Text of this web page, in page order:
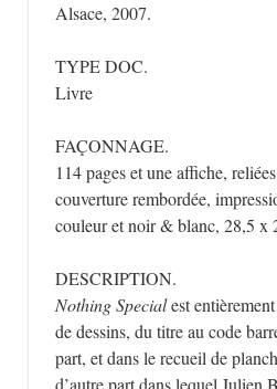
Alsace, 2007.
TYPE DOC.
Livre
FAÇONNAGE.
114 pages et une affiche,
couverture rembordée,
couleur et noir & blanc, 28,5 x
DESCRIPTION.
Nothing Specialest
de dessins, du titre au code
part, et dans le recueil de
d’autre part dans lequel Julien